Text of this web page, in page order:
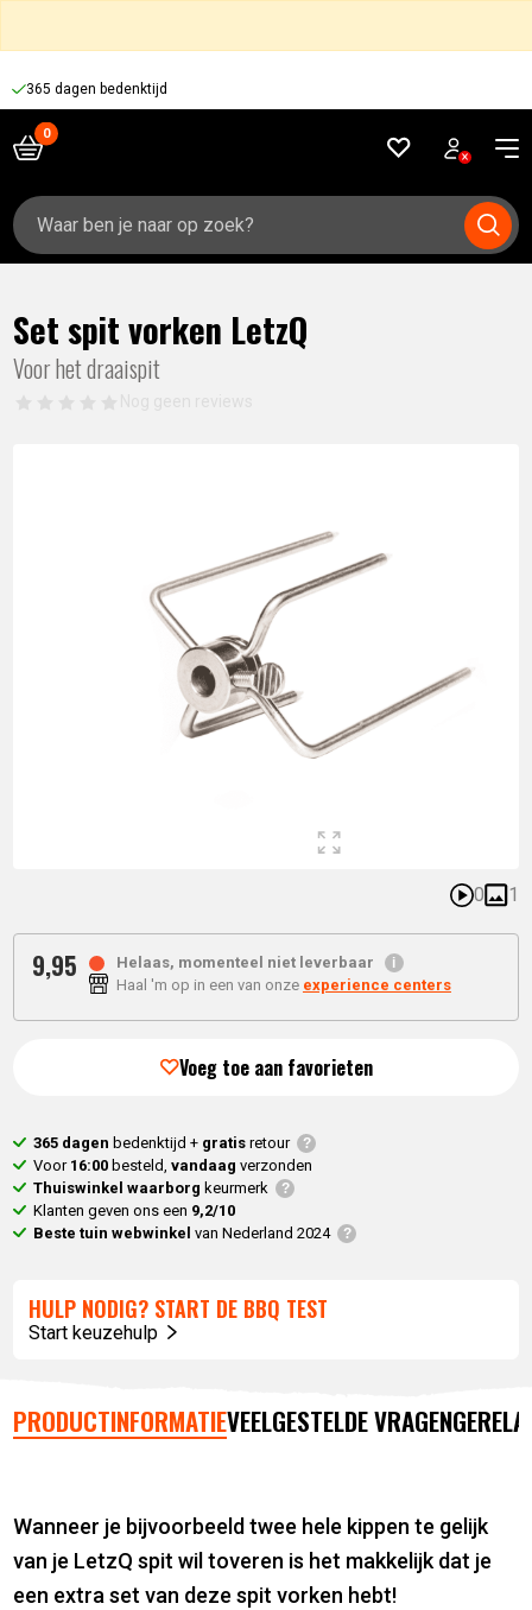
365 dagen bedenktijd
Zoeken
naar:
Set spit vorken LetzQ
Voor het draaispit
0 1
9,95
Helaas, momenteel niet leverbaar
Haal 'm op in een van onze experience centers
Voeg toe aan favorieten
365 dagen bedenktijd + gratisretour
Voor 16:00 besteld,vandaag verzonden
Thuiswinkel waarborg keurmerk
Klanten geven ons een 9,2/10
Beste tuin webwinkel van Nederland 2024
HULP NODIG? START DE BBQ TEST
Start keuzehulp
PRODUCTINFORMATIEVEELGESTELDE VRAGEN
Wanneer je bijvoorbeeld twee hele kippen te gelijk
van je LetzQ spit wil toveren is het makkelijk dat je
een extra set van deze spit vorken hebt!